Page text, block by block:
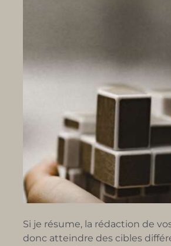
Si je résume, la rédaction de
donc atteindre des cibles